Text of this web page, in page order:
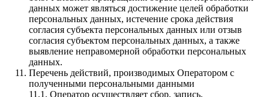
данных может являться достижение целей обработки
персональных данных, истечение срока действия
согласия субъекта персональных данных или отзыв
согласия субъектом персональных данных, а также
выявление неправомерной обработки персональных
данных.
Перечень действий, производимых Оператором с
полученными персональными данными
11.1. Оператор осуществляет сбор, запись,